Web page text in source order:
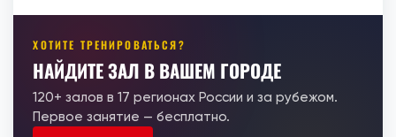
ХОТИТЕ ТРЕНИРОВАТЬСЯ?
НАЙДИТЕ ЗАЛ В ВАШЕМ ГОРОДЕ
120+ залов в 17 регионах России и за рубежом.
Первое занятие — бесплатно.